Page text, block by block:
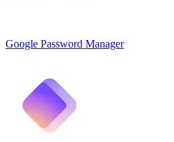
Google Password Manager